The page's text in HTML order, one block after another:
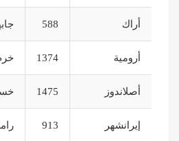
أراك 588
أرومية 1374
أصلاندوز 1475
إيرانشهر 913